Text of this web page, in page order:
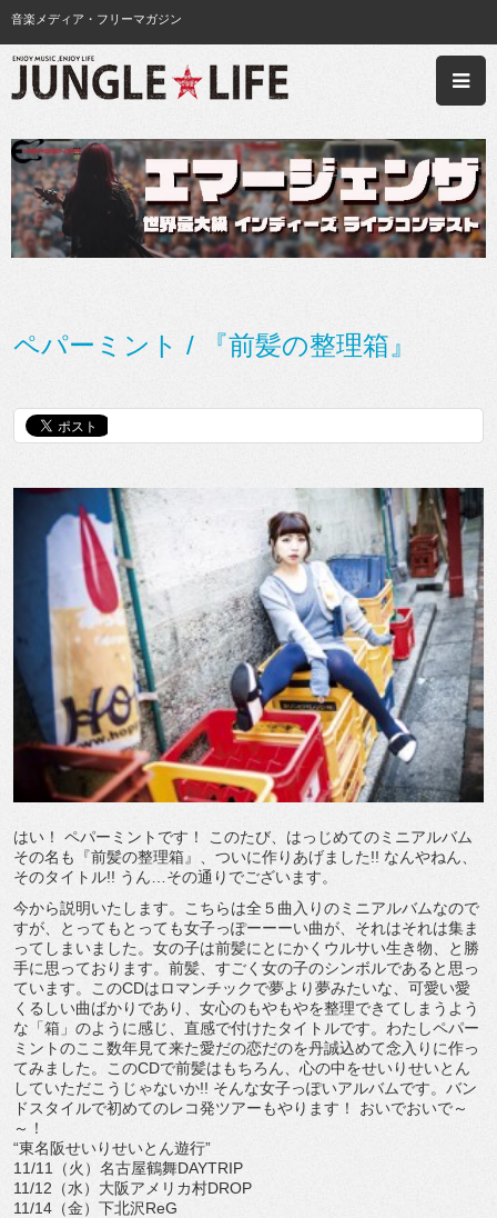
音楽メディア・フリーマガジン
ペパーミント / 『前髪の整理箱』
はい！ ペパーミントです！ このたび、はっじめてのミニアルバム
その名も『前髪の整理箱』、ついに作りあげました!! なんやねん、
そのタイトル!! うん…その通りでございます。
今から説明いたします。こちらは全５曲入りのミニアルバムなので
すが、とってもとっても女子っぽーーーい曲が、それはそれは集ま
ってしまいました。女の子は前髪にとにかくウルサい生き物、と勝
手に思っております。前髪、すごく女の子のシンボルであると思っ
ています。このCDはロマンチックで夢より夢みたいな、可愛い愛
くるしい曲ばかりであり、女心のもやもやを整理できてしまうよう
な「箱」のように感じ、直感で付けたタイトルです。わたしペパー
ミントのここ数年見て来た愛だの恋だのを丹誠込めて念入りに作っ
てみました。このCDで前髪はもちろん、心の中をせいりせいとん
していただこうじゃないか!! そんな女子っぽいアルバムです。バン
ドスタイルで初めてのレコ発ツアーもやります！ おいでおいで～
～！
“東名阪せいりせいとん遊行”
11/11（火）名古屋鶴舞DAYTRIP
11/12（水）大阪アメリカ村DROP
11/14（金）下北沢ReG